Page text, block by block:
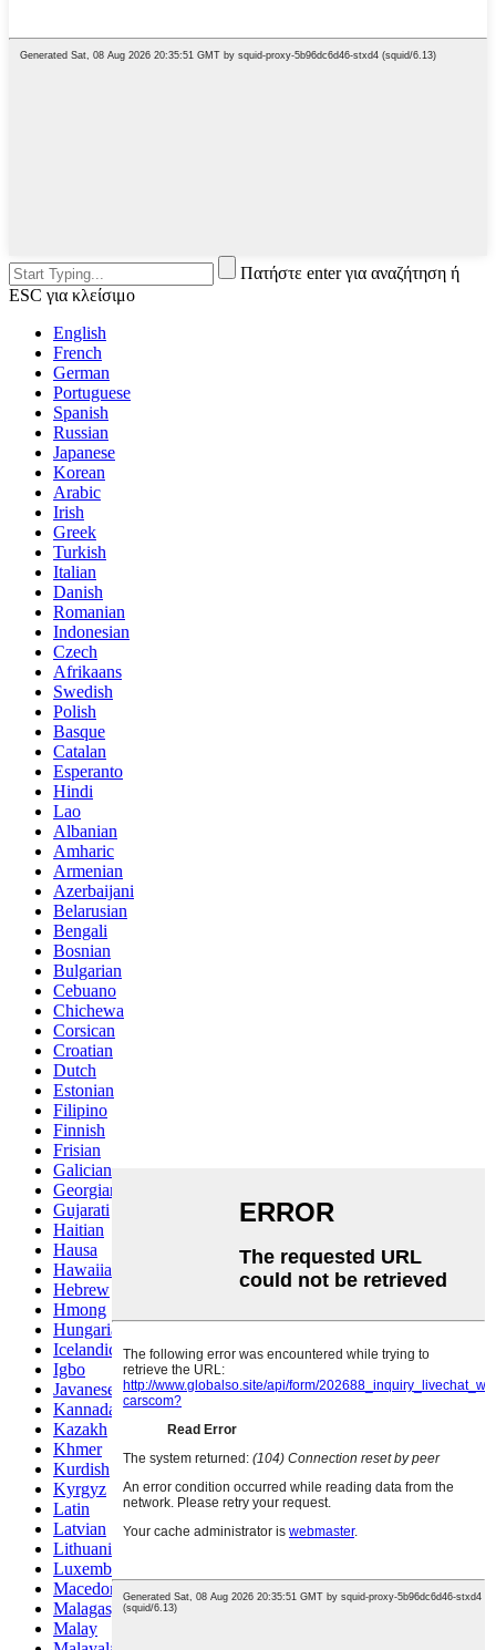
Πατήστε enter για αναζήτηση ή
ESC για κλείσιμο
English
French
German
Portuguese
Spanish
Russian
Japanese
Korean
Arabic
Irish
Greek
Turkish
Italian
Danish
Romanian
Indonesian
Czech
Afrikaans
Swedish
Polish
Basque
Catalan
Esperanto
Hindi
Lao
Albanian
Amharic
Armenian
Azerbaijani
Belarusian
Bengali
Bosnian
Bulgarian
Cebuano
Chichewa
Corsican
Croatian
Dutch
Estonian
Filipino
Finnish
Frisian
Galician
Georgian
Gujarati
Haitian
Hausa
Hawaiian
Hebrew
Hmong
Hungarian
Icelandic
Igbo
Javanese
Kannada
Kazakh
Khmer
Kurdish
Kyrgyz
Latin
Latvian
Lithuanian
Luxembou..
Macedonian
Malagasy
Malay